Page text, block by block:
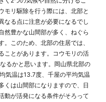
モリ駆除を行う際には、北部と
なる点に注意が必要になるでし
然豊かな山間部が多く、ねぐら
このため、北部の住居では、
ことがあります。コウモリの活
るかと思います。岡山県北部の
気温は13.7度、千屋の平均気温
くは山間部になりますので、日
動が活発になる条件がそろって